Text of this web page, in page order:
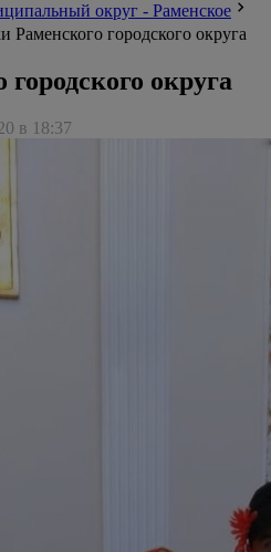
округ - Раменское
Раменского городского округа
округа
в 18:37